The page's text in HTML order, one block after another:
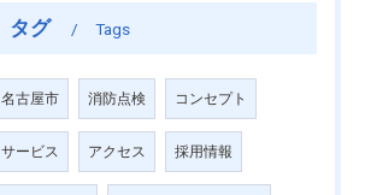
タグ Tags
名古屋市 消防点検 コンセプト
サービス アクセス 採用情報